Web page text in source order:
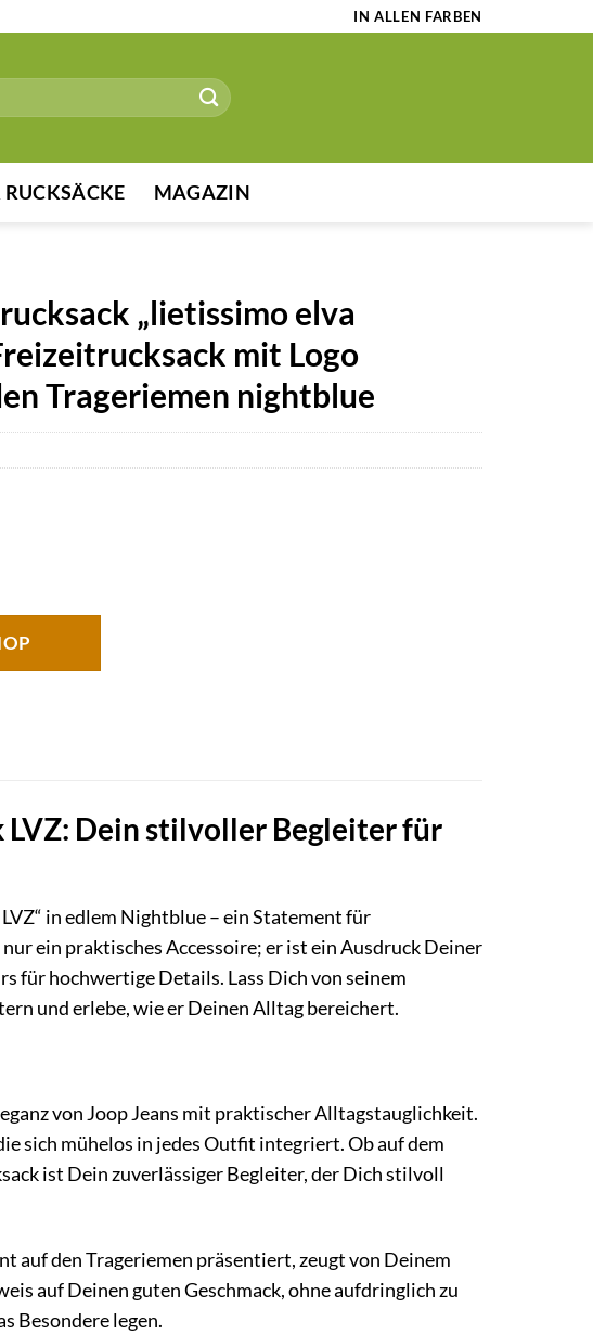
IN ALLEN FARBEN
MAGAZIN
„lietissimo elva
mit Logo
Trageriemen nightblue
LVZ: Dein stilvoller Begleiter für
in edlem Nightblue – ein Statement für
ein praktisches Accessoire; er ist ein Ausdruck Deiner
für hochwertige Details. Lass Dich von seinem
und erlebe, wie er Deinen Alltag bereichert.
von Joop Jeans mit praktischer Alltagstauglichkeit.
sich mühelos in jedes Outfit integriert. Ob auf dem
ist Dein zuverlässiger Begleiter, der Dich stilvoll
auf den Trageriemen präsentiert, zeugt von Deinem
auf Deinen guten Geschmack, ohne aufdringlich zu
Besondere legen.